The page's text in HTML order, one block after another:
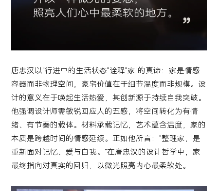
唐忠汉以"行进中的生活状态"诠释"家"的真谛：家是情感
容器而非物理空间，豪宅价值在于细节温度而非规模。设
计的意义在于唤起生活热爱，其创新源于持续自我突破。
他强调设计师需敏锐回应人的五感，将空间转化为有情
绪、有节奏的载体。材料承载记忆，艺术蕴含温度，家的
本质是跨越时间的情感延续。正如他所言："整理家，是
重新面对记忆、爱与自我。"在唐忠汉的设计哲学中，家
最终指向对真实的回归，以微光照亮内心最柔软处。